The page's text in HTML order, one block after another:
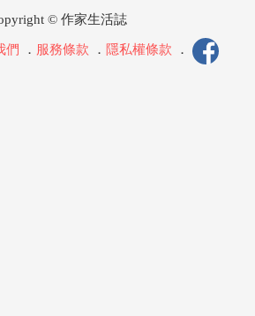
© 作家生活誌
們 ． 服務條款 ． 隱私權條款 ．